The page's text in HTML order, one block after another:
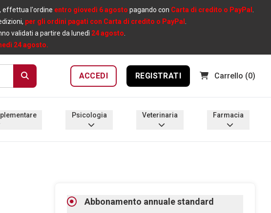
effettua l'ordine entro giovedì 6 agosto pagando con Carta di credito o PayPal
per gli ordini pagati con Carta di credito o PayPal
validati a partire da lunedì 24 agosto
24 agosto.
ACCEDI REGISTRATI Carrello (0)
Medicina Complementare
Abbonamento annuale standard